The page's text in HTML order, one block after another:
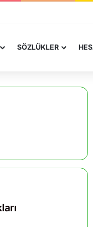
SÖZLÜKLER